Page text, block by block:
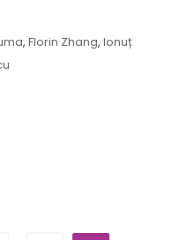
, Florin Zhang, Ionuț